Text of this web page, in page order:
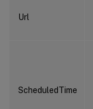
Url
ScheduledTime